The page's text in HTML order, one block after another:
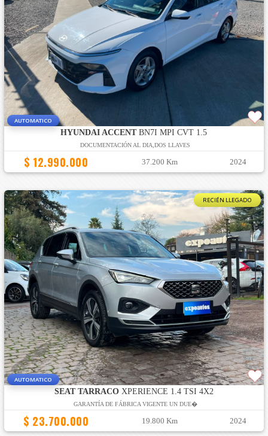
AUTOMATICO
HYUNDAI ACCENTBN7I MPI CVT 1.5
DOCUMENTACIÓN AL DIA,DOS LLAVES
$ 12.990.000 37.200 Km 2024
RECIÉN LLEGADO
AUTOMATICO
SEAT TARRACOXPERIENCE 1.4 TSI 4X2
GARANTÍA DE FÁBRICA VIGENTE UN DUE�
$ 23.700.000 19.800 Km 2024